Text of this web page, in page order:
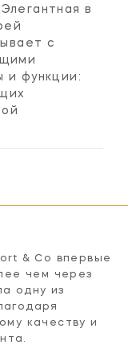
в
с
и функции:
& Co впервые
чем через
одну из
качеству и